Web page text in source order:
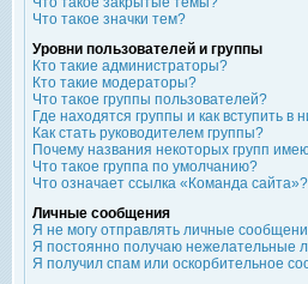
Что такое значки тем?
Уровни пользователей и группы
Кто такие администраторы?
Кто такие модераторы?
Что такое группы пользователей?
Где находятся группы и как вступить в
Как стать руководителем группы?
Почему названия некоторых групп
Что такое группа по умолчанию?
Что означает ссылка «Команда сайта»?
Личные сообщения
Я не могу отправлять личные
Я постоянно получаю нежелательные
Я получил спам или оскорбительное